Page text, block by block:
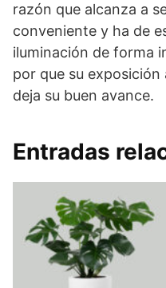
razón que alcanza a
conveniente y ha de
iluminación de forma
por que su
deja su buen avance.
Entradas